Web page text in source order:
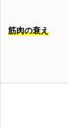
筋肉の衰え